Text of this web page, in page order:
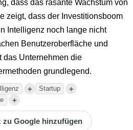
dass das rasante Wachstum von
zeigt, dass der Investitionsboom
Intelligenz noch lange nicht
Benutzeroberfläche und
das Unternehmen die
grundlegend.
+ Startup +
+
zu Google hinzufügen